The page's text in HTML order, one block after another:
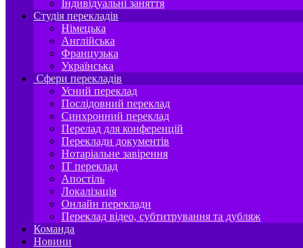
Індивідуальні заняття
Студія перекладів
Німецька
Англійська
Французька
Українська
Сфери перекладів
Усний переклад
Послідовний переклад
Синхронний переклад
Перелад для конференцій
Переклади документів
Нотаріальне завірення
IT переклад
Апостіль
Локалізація
Онлайн переклади
Переклад відео, субтитрування та дубляж
Команда
Новини